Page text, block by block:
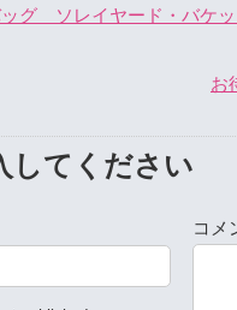
グ ソレイヤード・バケ
お
してください
コメ